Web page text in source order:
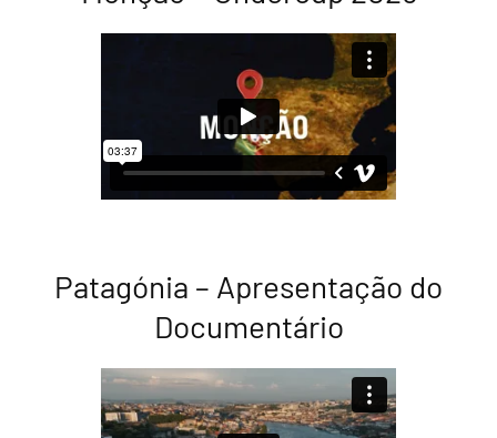
Patagónia – Apresentação do
Documentário